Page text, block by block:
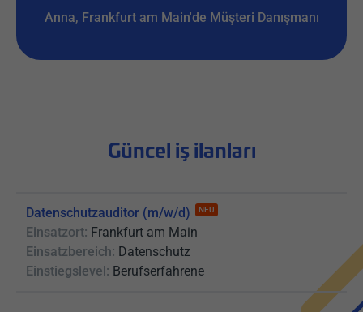
Anna, Frankfurt am Main'de Müşteri Danışmanı
Güncel iş ilanları
Datenschutzauditor (m/w/d) NEU
Einsatzort: Frankfurt am Main
Einsatzbereich: Datenschutz
Einstiegslevel: Berufserfahrene